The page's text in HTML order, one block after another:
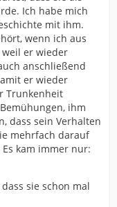
Ich habe mich
mit ihm.
wenn ich aus
er wieder
anschließend
er wieder
Trunkenheit
ihm
dass sein Verhalten
mehrfach darauf
kam immer nur:
sie schon mal